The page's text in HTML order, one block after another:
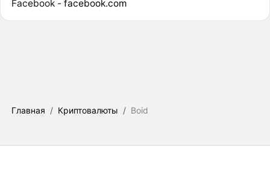
Facebook - facebook.com
Главная / Криптовалюты / Boid